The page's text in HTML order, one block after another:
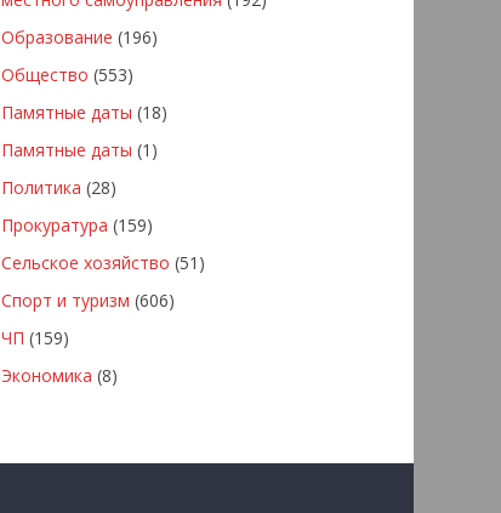
Образование (196)
Общество (553)
Памятные даты (18)
Памятные даты (1)
Политика (28)
Прокуратура (159)
Сельское хозяйство (51)
Спорт и туризм (606)
ЧП (159)
Экономика (8)